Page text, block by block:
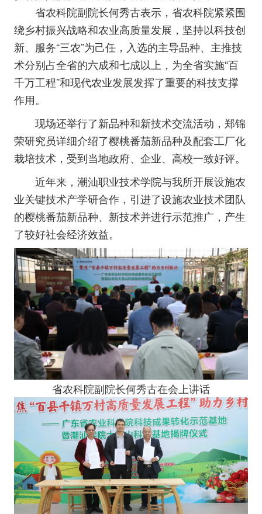
省农科院副院长何秀古表示，省农科院紧紧围
绕乡村振兴战略和农业高质量发展，坚持以科技创
新、服务“三农”为己任，入选的主导品种、主推技
术分别占全省的六成和七成以上，为全省实施“百
千万工程”和现代农业发展发挥了重要的科技支撑
作用。
现场还举行了新品种和新技术交流活动，郑锦
荣研究员详细介绍了樱桃番茄新品种及配套工厂化
栽培技术，受到当地政府、企业、高校一致好评。
近年来，潮汕职业技术学院与我所开展设施农
业关键技术产学研合作，引进了设施农业技术团队
的樱桃番茄新品种、新技术并进行示范推广，产生
了较好社会经济效益。
省农科院副院长何秀古在会上讲话